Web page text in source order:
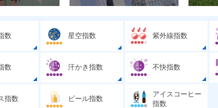
数 星空指数 紫外線指数
数 汗かき指数 不快指数
指数 ビール指数
アイスコーヒー
指数